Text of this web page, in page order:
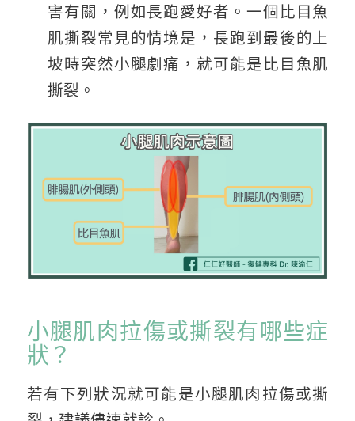
害有關，例如長跑愛好者。一個比目魚
肌撕裂常見的情境是，長跑到最後的上
坡時突然小腿劇痛，就可能是比目魚肌
撕裂。
小腿肌肉拉傷或撕裂有哪些症
狀？
若有下列狀況就可能是小腿肌肉拉傷或撕